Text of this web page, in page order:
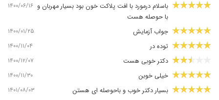
باسلام درمورد با افت پلاکت خون بود بسیار مهربان و
با حوصله هست
۱۴۰۰/۰۶/۱۶
جواب آزمایش ۱۴۰۰/۰۱/۲۵
توده در ۱۴۰۰/۱۱/۰۴
دکتر خوبی هست ۱۴۰۰/۱۲/۰۷
خیلی خوبن ۱۴۰۰/۱۱/۳۰
بسیار دکتر خوب و باحوصله ای هستن ۱۴۰۱/۰۸/۰۳